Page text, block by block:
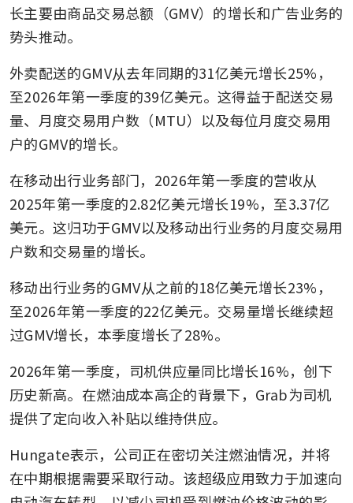
长主要由商品交易总额（GMV）的增长和广告业务的
势头推动。
外卖配送的GMV从去年同期的31亿美元增长25%，
至2026年第一季度的39亿美元。这得益于配送交易
量、月度交易用户数（MTU）以及每位月度交易用
户的GMV的增长。
在移动出行业务部门，2026年第一季度的营收从
2025年第一季度的2.82亿美元增长19%，至3.37亿
美元。这归功于GMV以及移动出行业务的月度交易用
户数和交易量的增长。
移动出行业务的GMV从之前的18亿美元增长23%，
至2026年第一季度的22亿美元。交易量增长继续超
过GMV增长，本季度增长了28%。
2026年第一季度，司机供应量同比增长16%，创下
历史新高。在燃油成本高企的背景下，Grab为司机
提供了定向收入补贴以维持供应。
Hungate表示，公司正在密切关注燃油情况，并将
在中期根据需要采取行动。该超级应用致力于加速向